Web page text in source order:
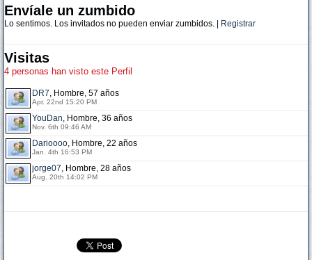
Envíale un zumbido
Lo sentimos. Los invitados no pueden enviar zumbidos. | Registrar
Visitas
4 personas han visto este Perfil
DR7, Hombre, 57 años
Apr. 22nd 15:20 PM
YouDan, Hombre, 36 años
Nov. 6th 09:46 AM
Darioooo, Hombre, 22 años
Jan. 4th 16:53 PM
jorge07, Hombre, 28 años
Aug. 20th 14:02 PM